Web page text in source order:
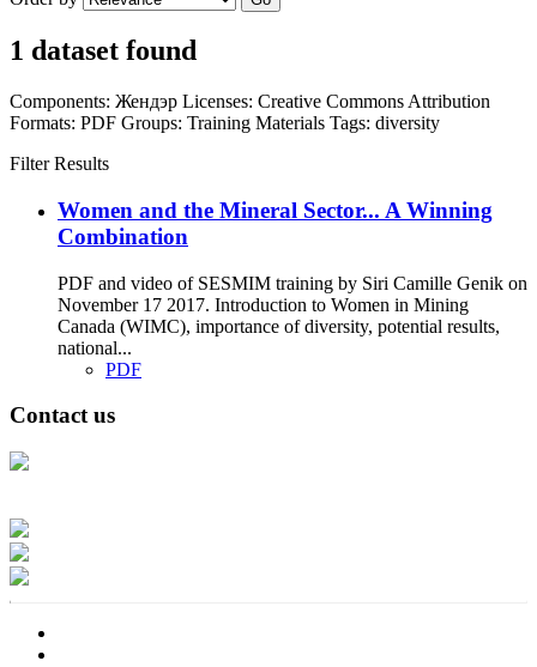
1 dataset found
Components: Жендэр Licenses: Creative Commons Attribution
Formats: PDF Groups: Training Materials Tags: diversity
Filter Results
Women and the Mineral Sector... A Winning
Combination
PDF and video of SESMIM training by Siri Camille Genik on
November 17 2017. Introduction to Women in Mining
Canada (WIMC), importance of diversity, potential results,
national...
PDF
Contact us